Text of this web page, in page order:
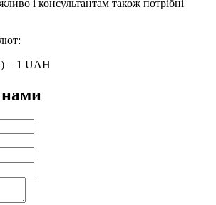
і консультантам також потрібні
= 1 UAH
нами